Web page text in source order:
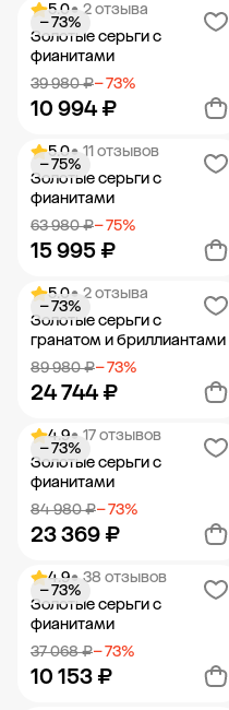
Добавить в корзину
5.0• 2 отзыва
Золотые серьги с
фианитами
39 980 ₽− 73%
10 994 ₽
− 73%
Добавить в корзину
5.0• 11 отзывов
Золотые серьги с
фианитами
63 980 ₽− 75%
15 995 ₽
− 75%
Добавить в корзину
5.0• 2 отзыва
Золотые серьги с
гранатом и бриллиантами
89 980 ₽− 73%
24 744 ₽
− 73%
Добавить в корзину
4.9• 17 отзывов
Золотые серьги с
фианитами
84 980 ₽− 73%
23 369 ₽
− 73%
Добавить в корзину
4.9• 38 отзывов
Золотые серьги с
фианитами
37 068 ₽− 73%
10 153 ₽
− 73%